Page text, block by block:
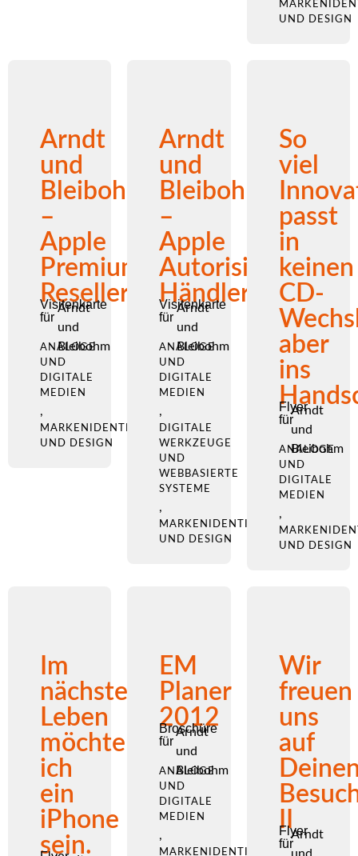
UND DESIGN
Arndt
und
Bleibohm
–
Apple
Premium
Reseller
Visitenkarte
für
Arndt
und
Bleibohm
ANALOGE
UND
DIGITALE
MEDIEN
,
MARKENIDENTITÄT
UND DESIGN
Arndt
und
Bleibohm
–
Apple
Autorisierter
Händler
Visitenkarte
für
Arndt
und
Bleibohm
ANALOGE
UND
DIGITALE
MEDIEN
,
DIGITALE
WERKZEUGE
UND
WEBBASIERTE
SYSTEME
,
MARKENIDENTITÄT
UND DESIGN
So
viel
passt
in
keinen
CD-
aber
ins
Flyer
für
Arndt
und
Bleibohm
ANALOGE
UND
DIGITALE
MEDIEN
,
UND DESIGN
Im
nächsten
Leben
möchte
ich
ein
iPhone
sein.
EM
Planer
2012
Broschüre
für
Arndt
und
Bleibohm
ANALOGE
UND
DIGITALE
MEDIEN
,
MARKENIDENTITÄT
Wir
freuen
uns
auf
II
Flyer
für
Arndt
und